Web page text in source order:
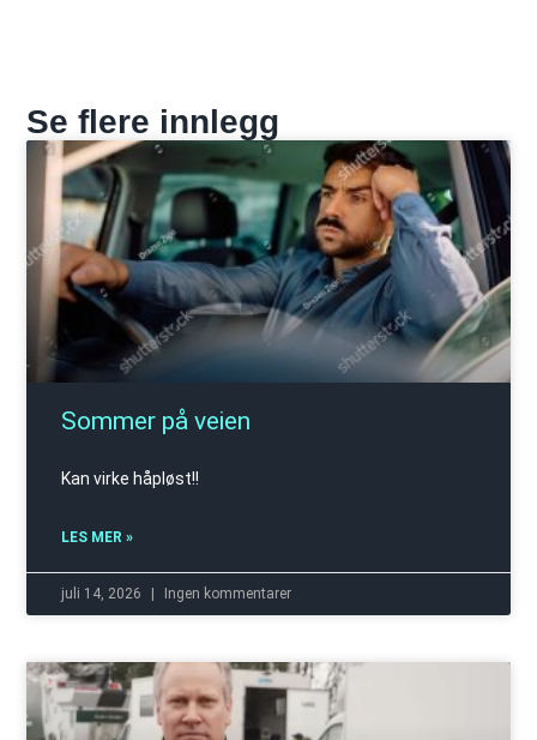
Se flere innlegg
Sommer på veien
Kan virke håpløst!!
LES MER »
juli 14, 2026 Ingen kommentarer